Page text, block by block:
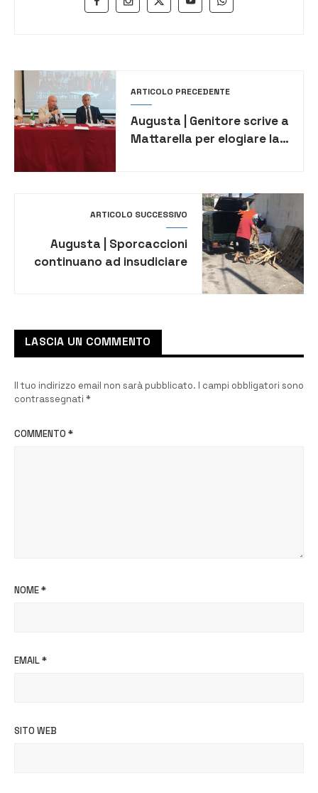
ARTICOLO PRECEDENTE
Augusta | Genitore scrive a
Mattarella per elogiare la
ARTICOLO SUCCESSIVO
Augusta | Sporcaccioni
continuano ad insudiciare
LASCIA UN COMMENTO
Il tuo indirizzo email non sarà pubblicato. I campi obbligatori sono
contrassegnati *
COMMENTO *
NOME*
EMAIL*
SITO WEB